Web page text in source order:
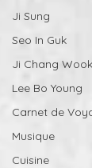
Ji Sung
Seo In Guk
Ji Chang Wook
Lee Bo Young
Carnet de
Musique
Cuisine